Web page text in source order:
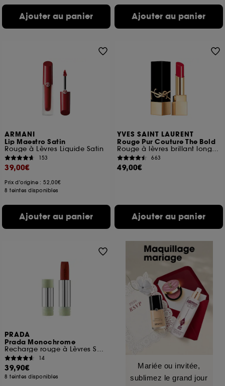
Ajouter au panier Ajouter au panier
ARMANI
Lip Maestro Satin
Rouge à Lèvres Liquide Satin
153
39,00€
Prix d'origine : 52,00€
8 teintes disponibles
Ajouter au panier
YVES SAINT LAURENT
Rouge Pur Couture The Bold
Rouge à lèvres brillant longue tenue
663
49,00€
Ajouter au panier
PRADA
Prada Monochrome
Recharge rouge à Lèvres Soft Matte Confort et Longue Tenue
14
39,90€
8 teintes disponibles
Mariée ou invitée,
sublimez le grand jour